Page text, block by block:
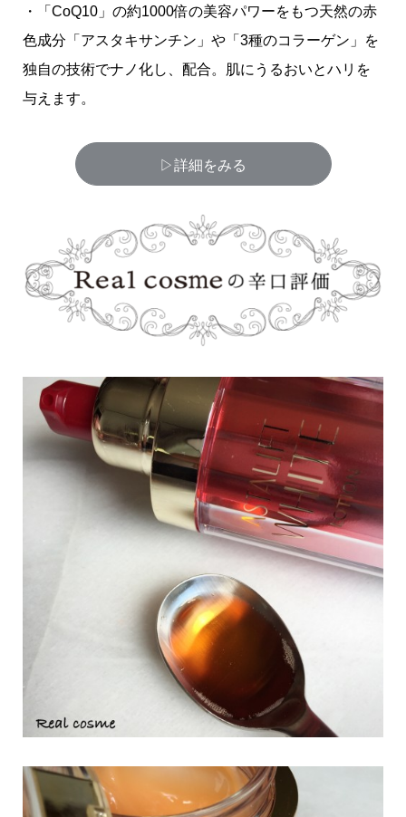
・「CoQ10」の約1000倍の美容パワーをもつ天然の赤
色成分「アスタキサンチン」や「3種のコラーゲン」を
独自の技術でナノ化し、配合。肌にうるおいとハリを
与えます。
▷詳細をみる